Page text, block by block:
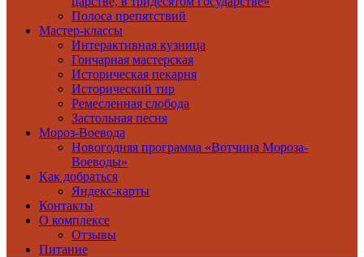
Полоса препятствий
Мастер-классы
Интерактивная кузница
Гончарная мастерская
Историческая пекарня
Исторический тир
Ремесленная слобода
Застольная песня
Мороз-Воевода
Новогодняя программа «Вотчина Мороза-
Воеводы»
Как добраться
Яндекс-карты
Контакты
О комплексе
Отзывы
Питание